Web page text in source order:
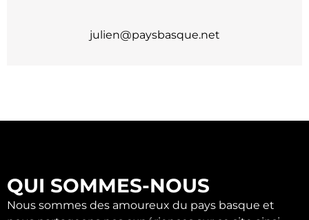
julien@paysbasque.net
QUI SOMMES-NOUS
Nous sommes des amoureux du pays basque et